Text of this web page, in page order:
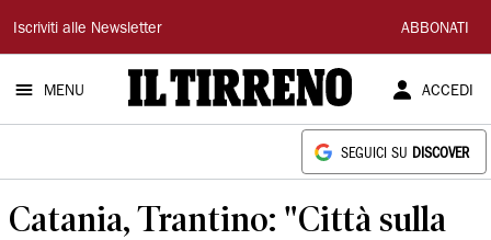
Il
Tirreno
Iscriviti alle Newsletter ABBONATI
MENU ACCEDI
SEGUICI SU DISCOVER
Catania, Trantino: "Città sulla